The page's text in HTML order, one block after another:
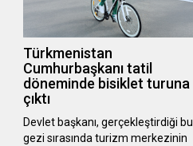
Türkmenistan
Cumhurbaşkanı tatil
döneminde bisiklet turuna
çıktı
Devlet başkanı, gerçekleştirdiği bu
gezi sırasında turizm merkezinin